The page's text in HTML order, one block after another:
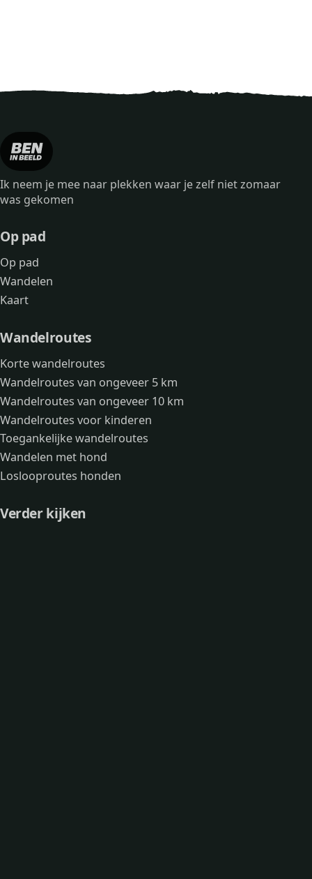
Ik neem je mee naar plekken waar je zelf niet zomaar
was gekomen
Op pad
Op pad
Wandelen
Kaart
Wandelroutes
Korte wandelroutes
Wandelroutes van ongeveer 5 km
Wandelroutes van ongeveer 10 km
Wandelroutes voor kinderen
Toegankelijke wandelroutes
Wandelen met hond
Loslooproutes honden
Verder kijken